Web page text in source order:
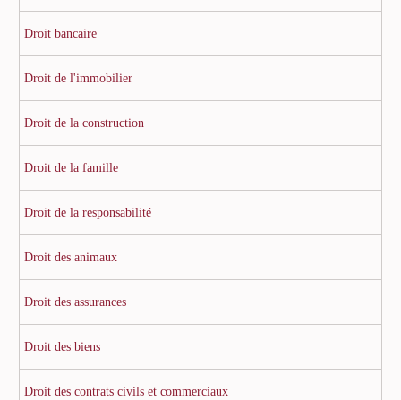
Droit bancaire
Droit de l'immobilier
Droit de la construction
Droit de la famille
Droit de la responsabilité
Droit des animaux
Droit des assurances
Droit des biens
Droit des contrats civils et commerciaux